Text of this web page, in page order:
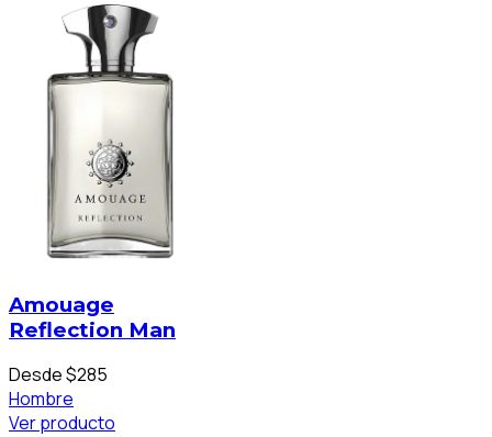
Amouage
Reflection Man
Desde $285
Hombre
Ver producto